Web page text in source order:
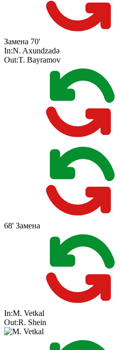
Замена 70'
In:N. Axundzadə
Out:T. Bayramov
68' Замена
In:M. Vetkal
Out:R. Shein